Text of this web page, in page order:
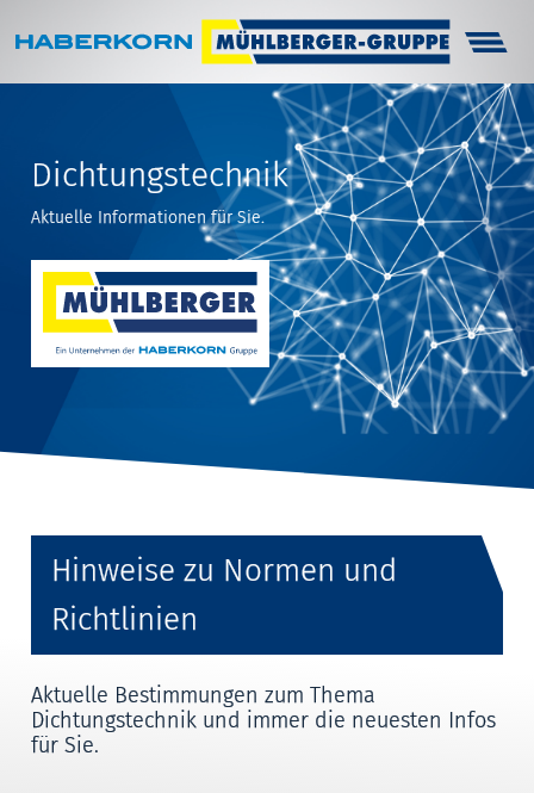
Haberkorn
Unternehmen
Infocenter
Arbeitsschutz
Technik
Karriere
Kontakt
Dichtungstechnik
Aktuelle Informationen für Sie.
Hinweise zu Normen und
Richtlinien
Aktuelle Bestimmungen zum Thema
Dichtungstechnik und immer die neuesten Infos
für Sie.